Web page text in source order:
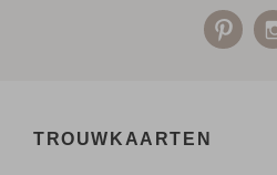
Een vraag? Hier vind je
contactmet
TROUWKAARTEN